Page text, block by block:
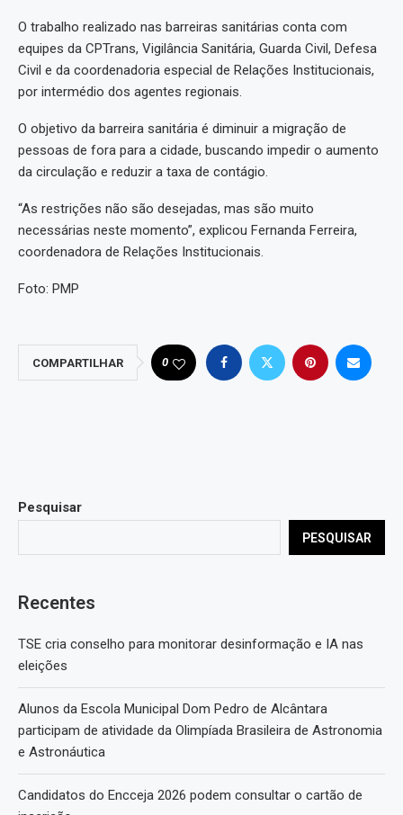
O trabalho realizado nas barreiras sanitárias conta com
equipes da CPTrans, Vigilância Sanitária, Guarda Civil, Defesa
Civil e da coordenadoria especial de Relações Institucionais,
por intermédio dos agentes regionais.
O objetivo da barreira sanitária é diminuir a migração de
pessoas de fora para a cidade, buscando impedir o aumento
da circulação e reduzir a taxa de contágio.
“As restrições não são desejadas, mas são muito
necessárias neste momento”, explicou Fernanda Ferreira,
coordenadora de Relações Institucionais.
Foto: PMP
COMPARTILHAR 0
Pesquisar
PESQUISAR
Recentes
TSE cria conselho para monitorar desinformação e IA nas
eleições
Alunos da Escola Municipal Dom Pedro de Alcântara
participam de atividade da Olimpíada Brasileira de Astronomia
e Astronáutica
Candidatos do Encceja 2026 podem consultar o cartão de